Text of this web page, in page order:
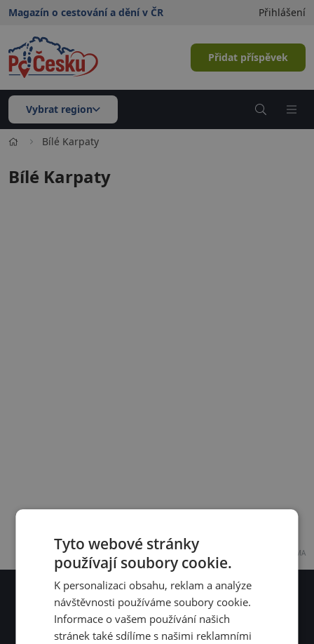
Magazín o cestování a dění v ČR Přihlášení
Přidat příspěvek
Vybrat region
Bílé Karpaty
Bílé Karpaty
REKLAMA
Odběr zajímavostí a tipů na výlety
Přihlásit odběr
Tyto webové stránky
používají soubory cookie.
K personalizaci obsahu, reklam a analýze
návštěvnosti používáme soubory cookie.
Informace o vašem používání našich
stránek také sdílíme s našimi reklamními